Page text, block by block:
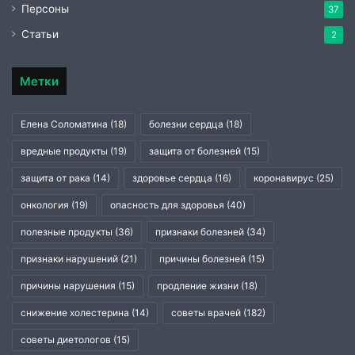
Персоны 37
Статьи 2
Метки
Елена Соломатина (18) болезни сердца (18)
вредные продукты (19) защита от болезней (15)
защита от рака (14) здоровье сердца (16) коронавирус (25)
онкология (19) опасность для здоровья (40)
полезные продукты (36) признаки болезней (34)
признаки нарушений (21) причины болезней (15)
причины нарушения (15) продление жизни (18)
снижение холестерина (14) советы врачей (182)
советы диетологов (15)